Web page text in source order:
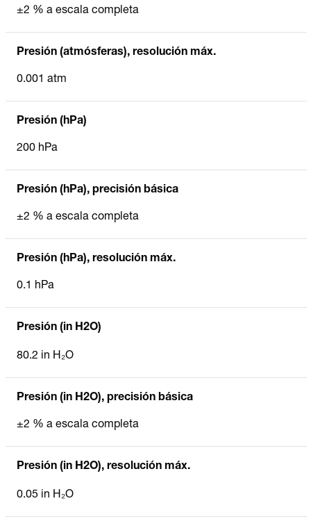
±2 % a escala completa
Presión (atmósferas), resolución máx.
0.001 atm
Presión (hPa)
200 hPa
Presión (hPa), precisión básica
±2 % a escala completa
Presión (hPa), resolución máx.
0.1 hPa
Presión (in H2O)
80.2 in H₂O
Presión (in H2O), precisión básica
±2 % a escala completa
Presión (in H2O), resolución máx.
0.05 in H₂O